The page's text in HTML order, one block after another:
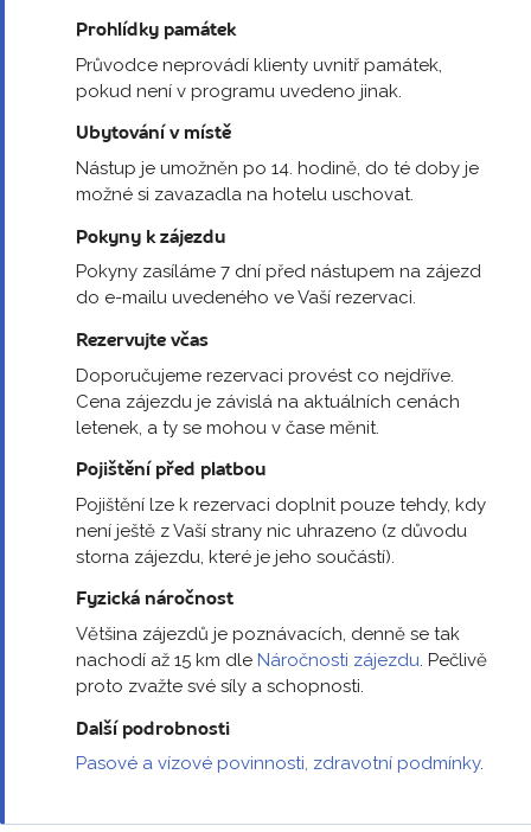
Prohlídky památek
Průvodce neprovádí klienty uvnitř památek,
pokud není v programu uvedeno jinak.
Ubytování v místě
Nástup je umožněn po 14. hodině, do té doby je
možné si zavazadla na hotelu uschovat.
Pokyny k zájezdu
Pokyny zasíláme 7 dní před nástupem na zájezd
do e-mailu uvedeného ve Vaší rezervaci.
Rezervujte včas
Doporučujeme rezervaci provést co nejdříve.
Cena zájezdu je závislá na aktuálních cenách
letenek, a ty se mohou v čase měnit.
Pojištění před platbou
Pojištění lze k rezervaci doplnit pouze tehdy, kdy
není ještě z Vaší strany nic uhrazeno (z důvodu
storna zájezdu, které je jeho součástí).
Fyzická náročnost
Většina zájezdů je poznávacích, denně se tak
nachodí až 15 km dle Náročnosti zájezdu. Pečlivě
proto zvažte své síly a schopnosti.
Další podrobnosti
Pasové a vízové povinnosti, zdravotní podmínky.